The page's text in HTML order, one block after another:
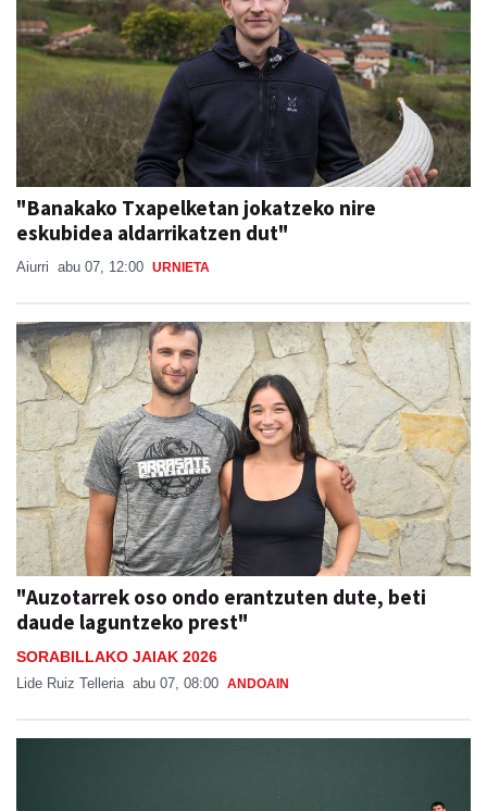
"Banakako Txapelketan jokatzeko nire
eskubidea aldarrikatzen dut"
Aiurri abu 07, 12:00 URNIETA
"Auzotarrek oso ondo erantzuten dute, beti
daude laguntzeko prest"
SORABILLAKO JAIAK 2026
Lide Ruiz Telleria abu 07, 08:00 ANDOAIN